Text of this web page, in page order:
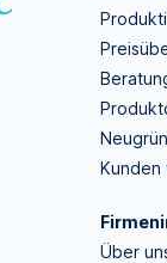
Kunden
Über